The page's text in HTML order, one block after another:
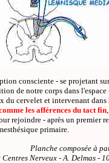
consciente - se projetant
de notre corps dans
du cervelet et intervenant
les afférences du tact fin
rejoindre - après un premier
primaire.
Planche composée à
Centres Nerveux - A. Delmas -